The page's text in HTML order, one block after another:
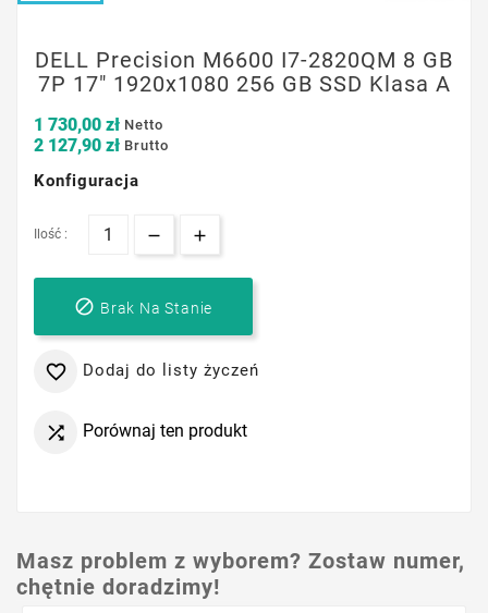
DELL Precision M6600 I7-2820QM 8 GB
7P 17" 1920x1080 256 GB SSD Klasa A
1 730,00 zł Netto
2 127,90 zł Brutto
Konfiguracja
Ilość :
 Brak Na Stanie
 Dodaj do listy życzeń
 Porównaj ten produkt
Masz problem z wyborem? Zostaw numer,
chętnie doradzimy!